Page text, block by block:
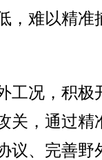
，难以精准
况，积极
关，通过精
议、完善野